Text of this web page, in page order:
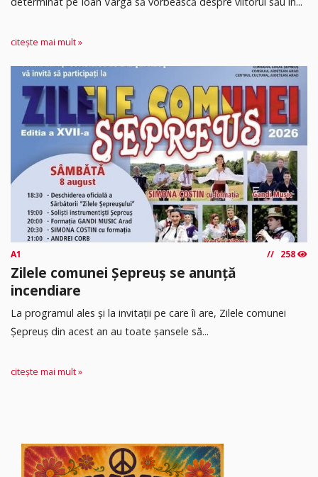
citește mai mult »
A1 258
Zilele comunei Șepreuș se anunță
incendiare
La programul ales și la invitații pe care îi are, Zilele comunei
Șepreuș din acest an au toate șansele să...
citește mai mult »